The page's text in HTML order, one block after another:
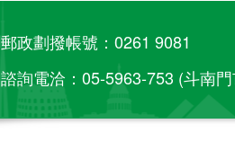
郵政劃撥帳號：0261
諮詢電洽：05-5963-753 (斗南